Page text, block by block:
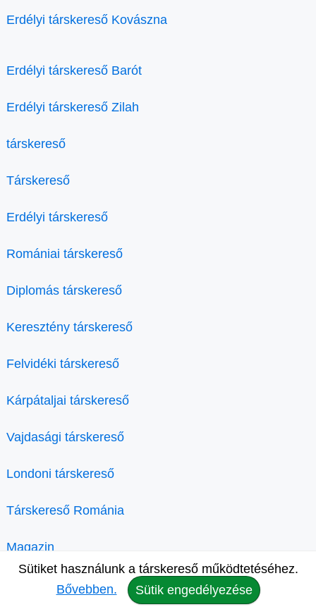
Erdélyi társkereső Kovászna
Erdélyi társkereső Barót
Erdélyi társkereső Zilah
társkereső
Társkereső
Erdélyi társkereső
Romániai társkereső
Diplomás társkereső
Keresztény társkereső
Felvidéki társkereső
Kárpátaljai társkereső
Vajdasági társkereső
Londoni társkereső
Társkereső Románia
Magazin
Sütiket használunk a társkereső működtetéséhez.
Bővebben.
Sütik engedélyezése